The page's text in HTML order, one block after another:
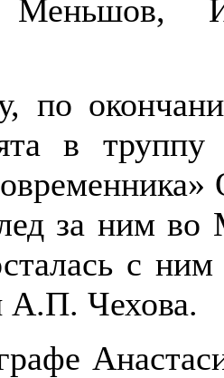
Меньшов,
по
в труппу
за ним во
с
Чехова.